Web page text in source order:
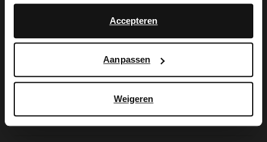
Accepteren
Aanpassen
Weigeren
Alles over dit product
Maattabel
Bezorgen & retour
English